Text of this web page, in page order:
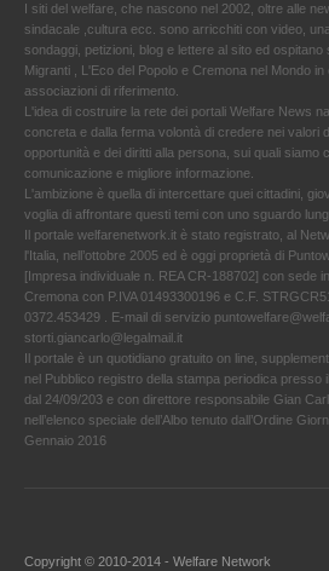
I siti del welfare, che nascono nel 2002, oltre alle
sindacale ,cultura ecc. sono arricchiti con video,
sondaggi, petizioni, blog e lettere al sito ed
Migranti , L'Eco del Popolo e Cremona nel Mondo
associazioni di riferimento.
L'idea di costruire la rete dei portali Welfare News
concreta e dalla ferma volontà di credere nei valori
opportunità e dei diritti alla persona, sui quali siamo
comunicazione e migliore informazione.
L'ambizione è quella di intercettare quei cittadini,
voglia di affrontare questi temi con uno sguardo
Il portale welfarenetwork.it è stato registrato, al
l'Italia, nell’ottobre 2005 ed è oggi proprietà di
[Impresa individuale n. REA CR-188702] con sede
Cremona con P.IVA 01493300196 e C.F.
0372.453429 . E-mail di servizio
storti.giancarlo@legalmail.it
Il portale è un quotidiano gratuito on line,
nel Pubblico registro della stampa periodica presso
dal 24/09/203 e con direttore responsabile Gian
nell’elenco speciale dell’Albo tenuto dall’Ordine
Gennaio 2016
Copyright © 2010-2014 - Welfare Network